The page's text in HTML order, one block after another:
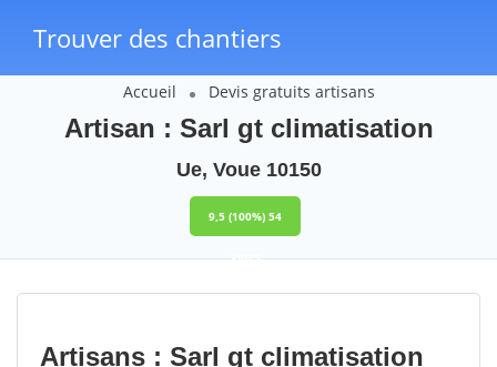
Trouver des chantiers
Accueil Devis gratuits artisans
Artisan : Sarl gt climatisation
Ue, Voue 10150
9,5 (100%) 54
votes
Artisans : Sarl gt climatisation